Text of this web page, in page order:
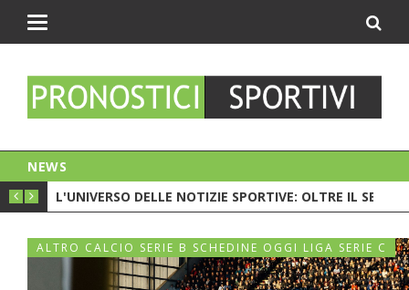
Toggle
NEWS
C'È LA CRISI?
L'UNIVERSO DELLE NOTIZIE SPORTIVE: OLTRE IL
ALTRO CALCIO SERIE B SCHEDINE OGGI LIGA SERIE C